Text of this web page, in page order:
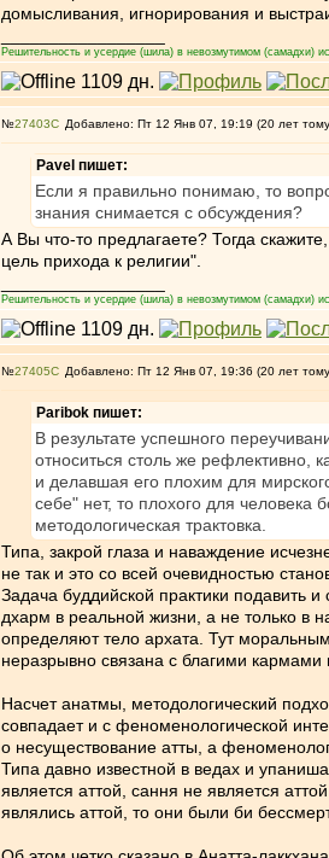
домысливания, игнорирования и
Решительность и усердие (шила) в невозмутимом (самадхи)
№27403 Добавлено: Пт 12 Янв 07, 19:19 (20 лет
Pavel пишет:
Если я правильно понимаю, то
знания снимается с обсуждения?
А Вы что-то предлагаете? Тогда
цель прихода к религии".
Решительность и усердие (шила) в невозмутимом (самадхи)
№27405 Добавлено: Пт 12 Янв 07, 19:36 (20 лет
Paribok пишет:
В результате успешного
относиться столь же рефлективно,
и делавшая его плохим для
себе" нет, то плохого для человека
методологическая трактовка.
Типа, закрой глаза и наваждение
не так и это со всей очевидностью
Задача буддийской практики подавить
дхарм в реальной жизни, а не только в
определяют тело архата. Тут
неразрывно связана с благими
Насчет анатмы, методологический
совпадает и с феноменологической
о несуществование атты, а
Типа давно известной в ведах и
является аттой, сання не является
являлись аттой, то они были би